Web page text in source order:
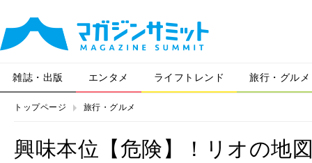
雑誌・出版 エンタメ ライフトレンド 旅行・グルメ
トップページ 旅行・グルメ
興味本位【危険】！リオの地